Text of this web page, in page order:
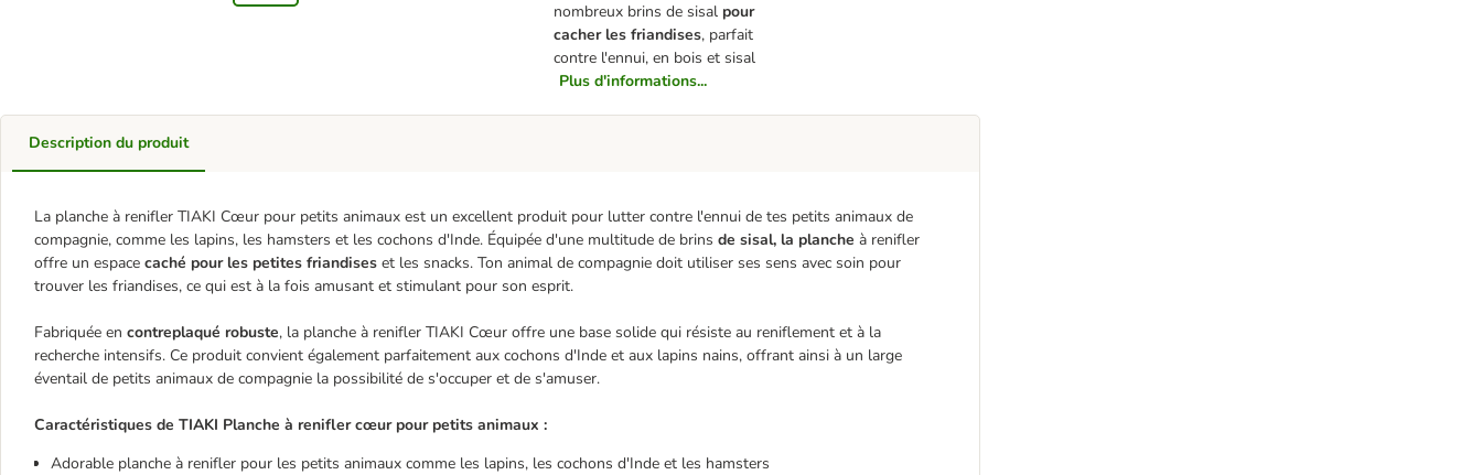
nombreux brins de sisal pour
cacher les friandises, parfait
contre l'ennui, en bois et sisal
Plus d'informations...
Description du produit
La planche à renifler TIAKI Cœur pour petits animaux est un excellent produit pour lutter contre l'ennui de tes petits animaux de
compagnie, comme les lapins, les hamsters et les cochons d'Inde. Équipée d'une multitude de brins de sisal, la planche à renifler
offre un espace caché pour les petites friandises et les snacks. Ton animal de compagnie doit utiliser ses sens avec soin pour
trouver les friandises, ce qui est à la fois amusant et stimulant pour son esprit.
Fabriquée en contreplaqué robuste, la planche à renifler TIAKI Cœur offre une base solide qui résiste au reniflement et à la
recherche intensifs. Ce produit convient également parfaitement aux cochons d'Inde et aux lapins nains, offrant ainsi à un large
éventail de petits animaux de compagnie la possibilité de s'occuper et de s'amuser.
Caractéristiques de TIAKI Planche à renifler cœur pour petits animaux :
Adorable planche à renifler pour les petits animaux comme les lapins, les cochons d'Inde et les hamsters